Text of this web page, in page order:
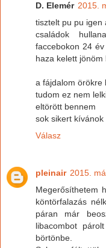
D. Elemér 2015.
tisztelt pu pu igen
családok
faccebokon 24
haza kelett
a fájdalom örökre
tudom ez nem
eltörött bennem
sok sikert kívánok
Válasz
pleinair 2015.
Megerősíthetem
köntörfalazás
páran már
libacombot
börtönbe.